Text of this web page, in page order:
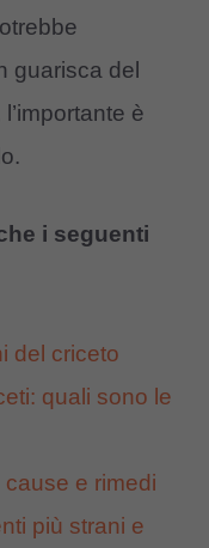
guarisca del
è
i seguenti
del criceto
quali sono le
cause e rimedi
più strani e